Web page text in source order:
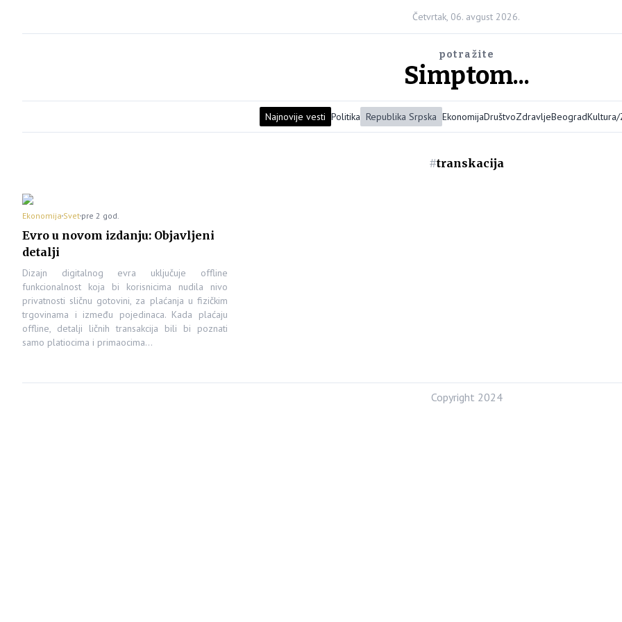
Četvrtak, 06. avgust 2026.
potražite
Simptom...
Najnovije vesti Politika Republika Srpska EkonomijaDruštvoZdravljeBeogradKultura/
#transkacija
Ekonomija Svet pre 2 god.
Evro u novom izdanju: Objavljeni
detalji
Dizajn digitalnog evra uključuje offline
funkcionalnost koja bi korisnicima nudila nivo
privatnosti sličnu gotovini, za plaćanja u fizičkim
trgovinama i između pojedinaca. Kada plaćaju
offline, detalji ličnih transakcija bili bi poznati
samo platiocima i primaocima…
Copyright 2024